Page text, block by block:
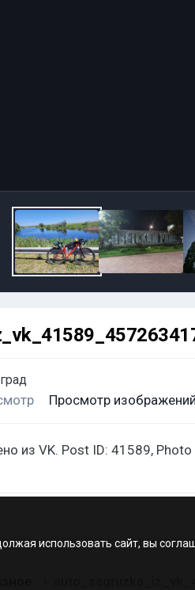
Просмотр
из VK. Post ID: 41589,
использовать сайт, вы